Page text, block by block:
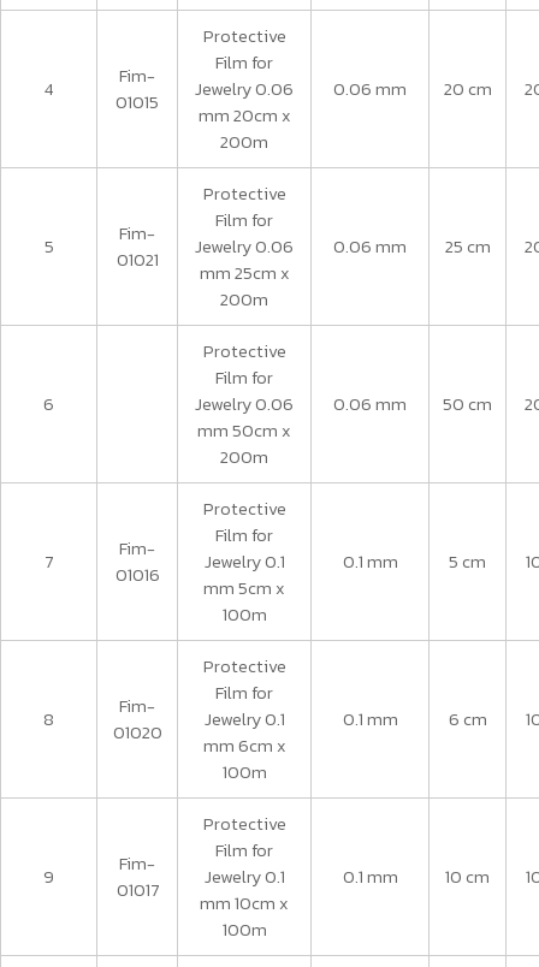
4
Fim-
01015
Protective
Film for
Jewelry 0.06
mm 20cm x
200m
0.06 mm 20 cm
5
Fim-
01021
Protective
Film for
Jewelry 0.06
mm 25cm x
200m
0.06 mm 25 cm
6
Protective
Film for
Jewelry 0.06
mm 50cm x
200m
0.06 mm 50 cm
7
Fim-
01016
Protective
Film for
Jewelry 0.1
mm 5cm x
100m
0.1 mm 5 cm
8
Fim-
01020
Protective
Film for
Jewelry 0.1
mm 6cm x
100m
0.1 mm 6 cm
9
Fim-
01017
Protective
Film for
Jewelry 0.1
mm 10cm x
100m
0.1 mm 10 cm